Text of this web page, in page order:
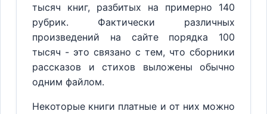
тысяч книг, разбитых на примерно 140
рубрик. Фактически различных
произведений на сайте порядка 100
тысяч - это связано с тем, что сборники
рассказов и стихов выложены обычно
одним файлом.
Некоторые книги платные и от них можно